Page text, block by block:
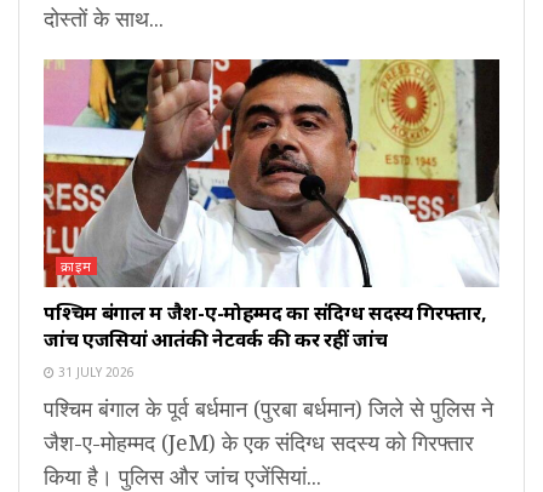
दोस्तों के साथ...
क्राइम
पश्चिम बंगाल में जैश-ए-मोहम्मद का संदिग्ध सदस्य गिरफ्तार,
जांच एजेंसियां आतंकी नेटवर्क की कर रहीं जांच
31 JULY 2026
पश्चिम बंगाल के पूर्व बर्धमान (पुरबा बर्धमान) जिले से पुलिस ने
जैश-ए-मोहम्मद (JeM) के एक संदिग्ध सदस्य को गिरफ्तार
किया है। पुलिस और जांच एजेंसियां...